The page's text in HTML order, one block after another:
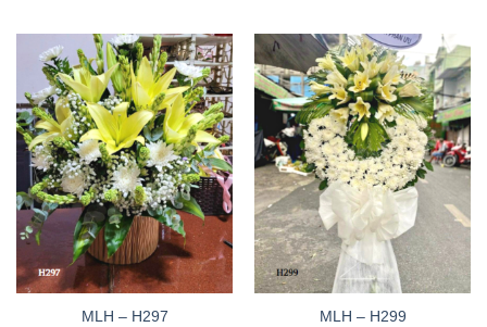
MLH – H297
MLH – H299